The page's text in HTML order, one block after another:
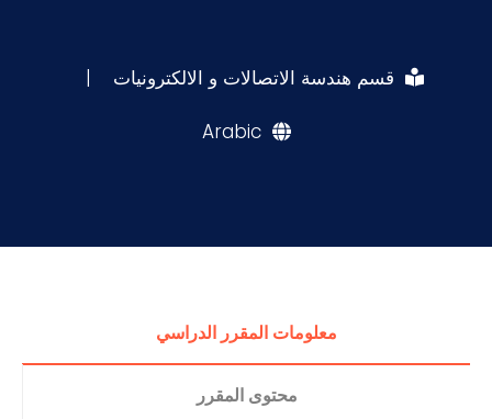
قسم هندسة الاتصالات و الالكترونيات |
Arabic
معلومات المقرر الدراسي
محتوى المقرر